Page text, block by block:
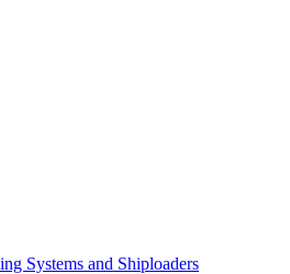
Systems and Shiploaders